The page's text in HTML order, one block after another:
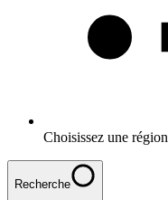
Choisissez une région
Recherche